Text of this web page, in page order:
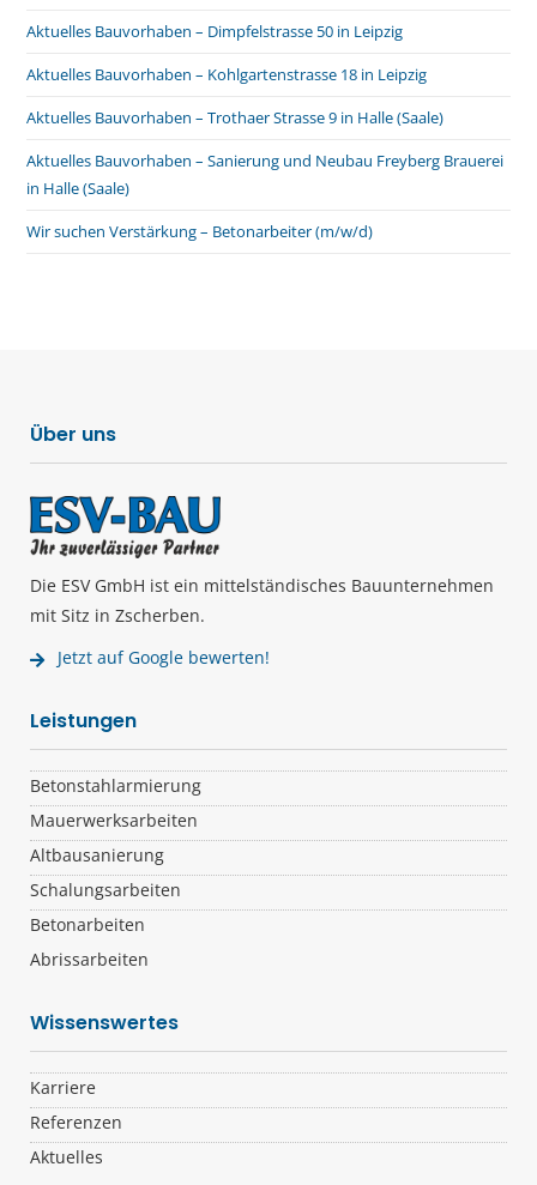
Aktuelles Bauvorhaben – Dimpfelstrasse 50 in Leipzig
Aktuelles Bauvorhaben – Kohlgartenstrasse 18 in Leipzig
Aktuelles Bauvorhaben – Trothaer Strasse 9 in Halle (Saale)
Aktuelles Bauvorhaben – Sanierung und Neubau Freyberg Brauerei
in Halle (Saale)
Wir suchen Verstärkung – Betonarbeiter (m/w/d)
Über uns
Die ESV GmbH ist ein mittelständisches Bauunternehmen
mit Sitz in Zscherben.
Jetzt auf Google bewerten!
Leistungen
Betonstahlarmierung
Mauerwerksarbeiten
Altbausanierung
Schalungsarbeiten​
Betonarbeiten
Abrissarbeiten
Wissenswertes
Karriere
Referenzen
Aktuelles